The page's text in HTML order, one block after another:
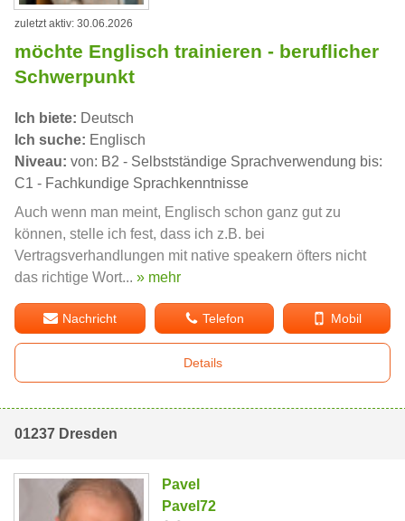
zuletzt aktiv: 30.06.2026
möchte Englisch trainieren - beruflicher
Schwerpunkt
Ich biete: Deutsch
Ich suche: Englisch
Niveau: von: B2 - Selbstständige Sprachverwendung bis:
C1 - Fachkundige Sprachkenntnisse
Auch wenn man meint, Englisch schon ganz gut zu
können, stelle ich fest, dass ich z.B. bei
Vertragsverhandlungen mit native speakern öfters nicht
das richtige Wort... » mehr
Nachricht Telefon Mobil
Details
01237 Dresden
Pavel
Pavel72